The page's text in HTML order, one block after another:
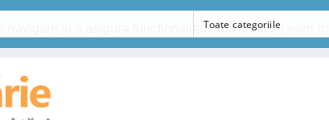
navigare si a asigura functionalitati aditionale.